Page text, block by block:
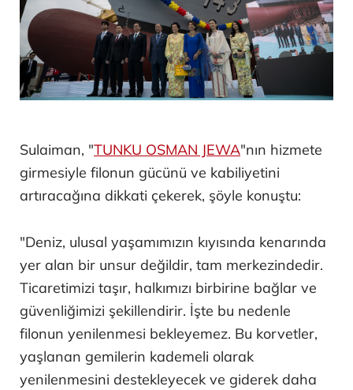
Sulaiman, "TUNKU OSMAN JEWA"nın hizmete
girmesiyle filonun gücünü ve kabiliyetini
artıracağına dikkati çekerek, şöyle konuştu:
"Deniz, ulusal yaşamımızın kıyısında kenarında
yer alan bir unsur değildir, tam merkezindedir.
Ticaretimizi taşır, halkımızı birbirine bağlar ve
güvenliğimizi şekillendirir. İşte bu nedenle
filonun yenilenmesi bekleyemez. Bu korvetler,
yaşlanan gemilerin kademeli olarak
yenilenmesini destekleyecek ve giderek daha